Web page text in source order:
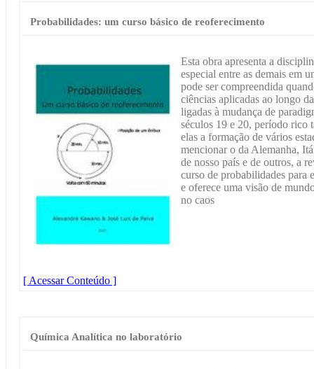
Probabilidades: um curso básico de reoferecimento
Esta obra apresenta a
especial entre as demais em
pode ser compreendida
ciências aplicadas ao longo
ligadas à mudança de
séculos 19 e 20, período rico
elas a formação de vários
mencionar o da Alemanha,
de nosso país e de outros, a
curso de probabilidades para
e oferece uma visão de
no caos
[ Acessar Conteúdo ]
Química Analítica no laboratório